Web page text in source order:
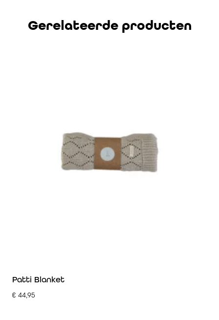
Gerelateerde producten
Patti Blanket
€ 44,95